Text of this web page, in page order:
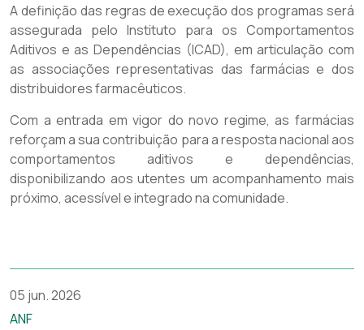
A definição das regras de execução dos programas será
assegurada pelo Instituto para os Comportamentos
Aditivos e as Dependências (ICAD), em articulação com
as associações representativas das farmácias e dos
distribuidores farmacêuticos.
Com a entrada em vigor do novo regime, as farmácias
reforçam a sua contribuição para a resposta nacional aos
comportamentos aditivos e dependências,
disponibilizando aos utentes um acompanhamento mais
próximo, acessível e integrado na comunidade.
05 jun. 2026
ANF